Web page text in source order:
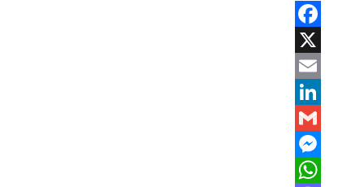
Facebook
X
Email
LinkedIn
Gmail
Messenger